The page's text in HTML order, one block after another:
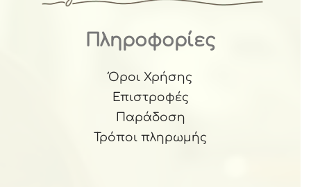
Πληροφορίες
Όροι Χρήσης
Επιστροφές
Παράδοση
Τρόποι πληρωμής